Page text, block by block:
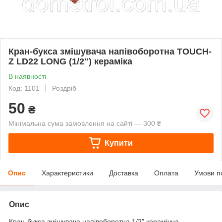
Кран-букса змішувача напівоборотна TOUCH-
Z LD22 LONG (1/2") кераміка
В наявності
Код: 1101
Роздріб
50 ₴
Мінімальна сума замовлення на сайті — 300 ₴
Купити
Опис Характеристики Доставка Оплата Умови
Опис